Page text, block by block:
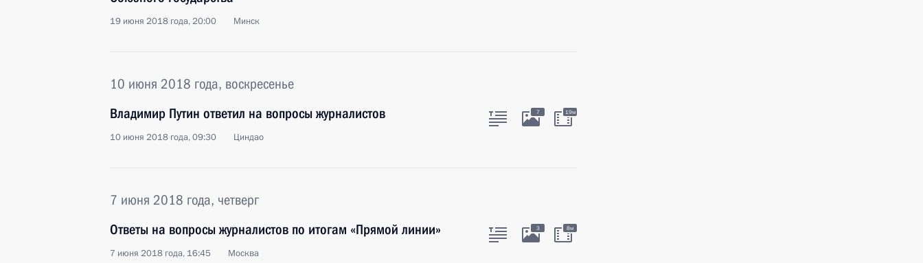
19 июня 2018 года, 20:00 Минск
10 июня 2018 года, воскресенье
Владимир Путин ответил на вопросы журналистов
10 июня 2018 года, 09:30 Циндао
7 19м
7 июня 2018 года, четверг
Ответы на вопросы журналистов по итогам «Прямой линии»
7 июня 2018 года, 16:45 Москва
3 8м